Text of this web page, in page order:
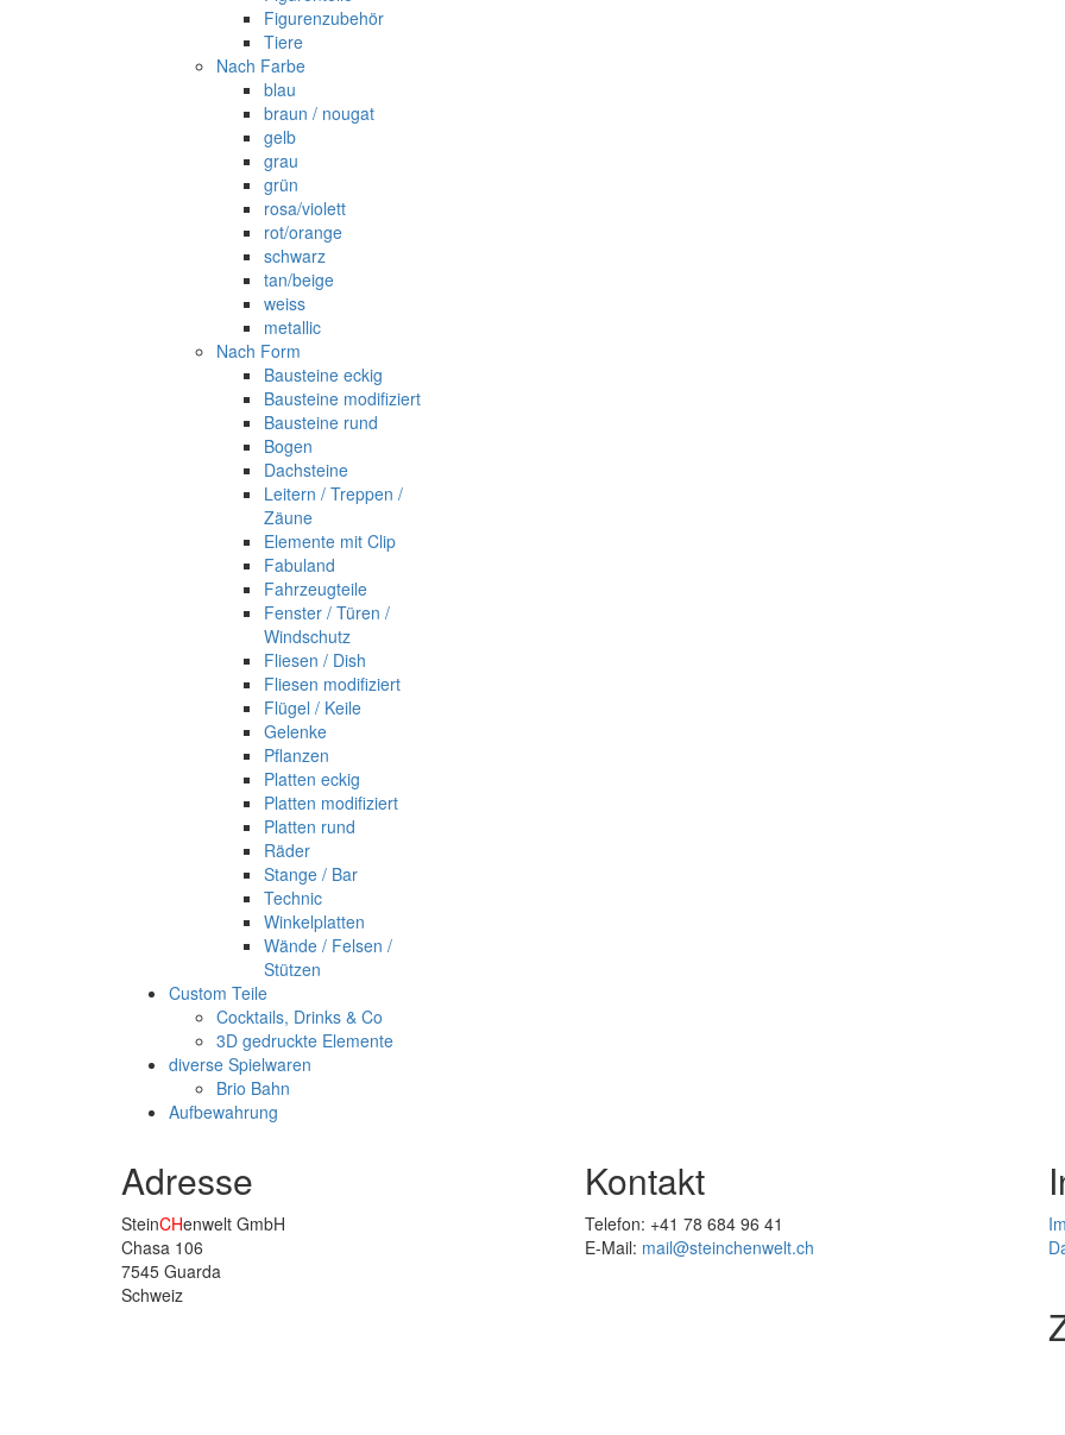
Figurenzubehör
Tiere
Nach Farbe
blau
braun / nougat
gelb
grau
grün
rosa/violett
rot/orange
schwarz
tan/beige
weiss
metallic
Nach Form
Bausteine eckig
Bausteine modifiziert
Bausteine rund
Bogen
Dachsteine
Leitern / Treppen /
Zäune
Elemente mit Clip
Fabuland
Fahrzeugteile
Fenster / Türen /
Windschutz
Fliesen / Dish
Fliesen modifiziert
Flügel / Keile
Gelenke
Pflanzen
Platten eckig
Platten modifiziert
Platten rund
Räder
Stange / Bar
Technic
Winkelplatten
Wände / Felsen /
Stützen
Custom Teile
Cocktails, Drinks & Co
3D gedruckte Elemente
diverse Spielwaren
Brio Bahn
Aufbewahrung
Adresse
SteinCHenwelt GmbH
Chasa 106
7545 Guarda
Schweiz
Kontakt
Telefon: +41 78 684 96 41
E-Mail: mail@steinchenwelt.ch